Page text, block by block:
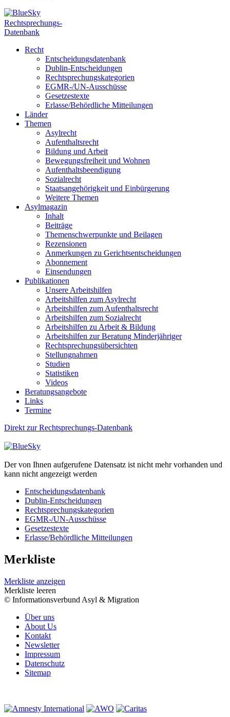
Rechtsprechungs-
Datenbank
Recht
Entscheidungsdatenbank
Dublin-Entscheidungen
Rechtsprechungskategorien
EGMR-/UN-Ausschüsse
Gesetzestexte
Erlasse/Behördliche Mitteilungen
Länder
Themen
Asylrecht
Aufenthaltsrecht
Bildung und Arbeit
Bewegungsfreiheit und Wohnen
Aufenthaltsbeendigung
Sozialrecht
Staatsangehörigkeit und Einbürgerung
Weitere Themen
Asylmagazin
Inhalt
Beiträge
Themenschwerpunkte und Beilagen
Rezensionen
Anmerkungen zu Gerichtsentscheidungen
Abonnement
Einsendungen
Publikationen
Unsere Arbeitshilfen
Arbeitshilfen zum Asylrecht
Arbeitshilfen zum Aufenthaltsrecht
Arbeitshilfen zum Sozialrecht
Arbeitshilfen zu Arbeit & Bildung
Arbeitshilfen zur Beratung Minderjähriger
Rechtsprechungsübersichten
Stellungnahmen
Studien
Statistiken
Videos
Beratungsangebote
Links
Termine
Direkt zur Rechtsprechungs-Datenbank
Der von Ihnen aufgerufene Datensatz ist nicht mehr vorhanden und
kann nicht angezeigt werden
Entscheidungsdatenbank
Dublin-Entscheidungen
Rechtsprechungskategorien
EGMR-/UN-Ausschüsse
Gesetzestexte
Erlasse/Behördliche Mitteilungen
Merkliste
Merkliste anzeigen
Merkliste leeren
© Informationsverbund Asyl & Migration
Über uns
About Us
Kontakt
Newsletter
Impressum
Datenschutz
Sitemap